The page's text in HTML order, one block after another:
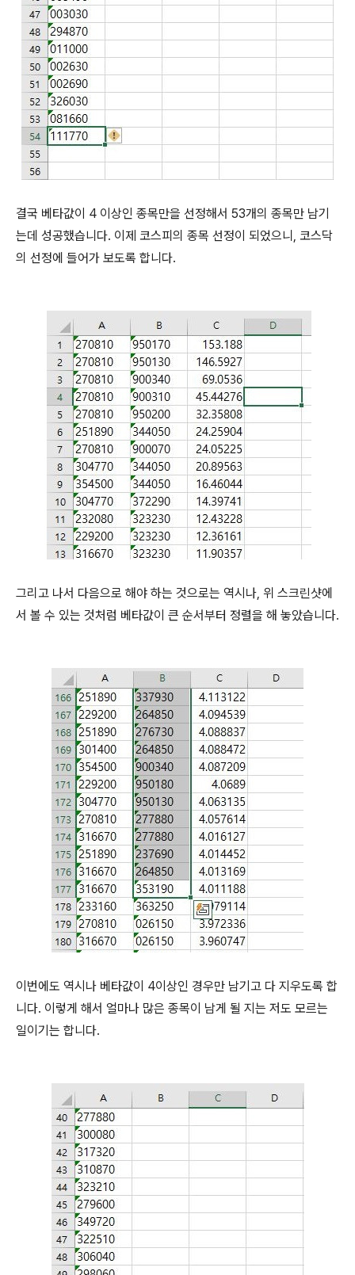
결국 베타값이 4 이상인 종목만을 선정해서 53개의 종목만 남기
는데 성공했습니다. 이제 코스피의 종목 선정이 되었으니, 코스닥
의 선정에 들어가 보도록 합니다.
그리고 나서 다음으로 해야 하는 것으로는 역시나, 위 스크린샷에
서 볼 수 있는 것처럼 베타값이 큰 순서부터 정렬을 해 놓았습니다.
이번에도 역시나 베타값이 4이상인 경우만 남기고 다 지우도록 합
니다. 이렇게 해서 얼마나 많은 종목이 남게 될 지는 저도 모르는
일이기는 합니다.